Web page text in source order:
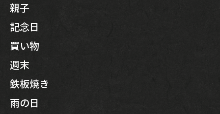
親子
記念日
買い物
週末
鉄板焼き
雨の日